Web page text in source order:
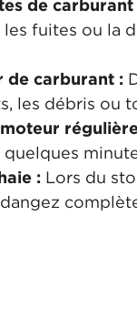
de carburant
fuites ou la
de carburant :
les débris ou
: Lors du